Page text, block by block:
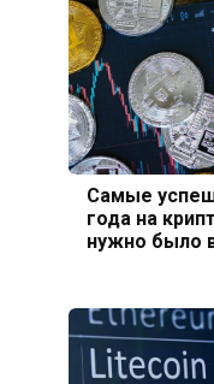
Самые
года на
нужно было